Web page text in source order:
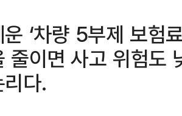
‘차량 5부제 보험
줄이면 사고 위험도
다.